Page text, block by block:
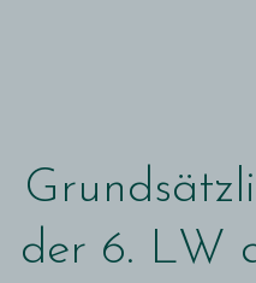
der 6. LW